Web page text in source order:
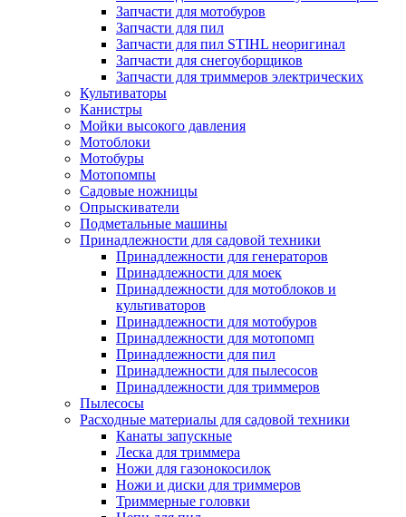
Запчасти для мотобуров
Запчасти для пил
Запчасти для пил STIHL неоригинал
Запчасти для снегоуборщиков
Запчасти для триммеров электрических
Культиваторы
Канистры
Мойки высокого давления
Мотоблоки
Мотобуры
Мотопомпы
Садовые ножницы
Опрыскиватели
Подметальные машины
Принадлежности для садовой техники
Принадлежности для генераторов
Принадлежности для моек
Принадлежности для мотоблоков и
культиваторов
Принадлежности для мотобуров
Принадлежности для мотопомп
Принадлежности для пил
Принадлежности для пылесосов
Принадлежности для триммеров
Пылесосы
Расходные материалы для садовой техники
Канаты запускные
Леска для триммера
Ножи для газонокосилок
Ножи и диски для триммеров
Триммерные головки